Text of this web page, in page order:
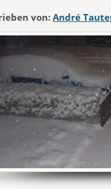
von:André